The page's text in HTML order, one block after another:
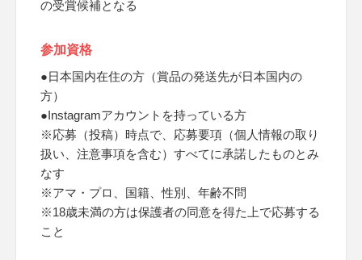
の受賞候補となる
参加資格
●日本国内在住の方（賞品の発送先が日本国内の
方）
●Instagramアカウントを持っている方
※応募（投稿）時点で、応募要項（個人情報の取り
扱い、注意事項を含む）すべてに承諾したものとみ
なす
※アマ・プロ、国籍、性別、年齢不問
※18歳未満の方は保護者の同意を得た上で応募する
こと